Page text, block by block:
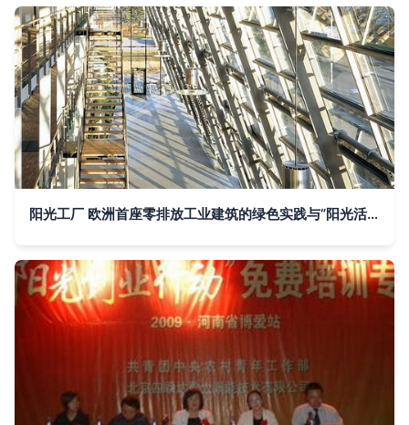
阳光工厂 欧洲首座零排放工业建筑的绿色实践与“阳光活动”